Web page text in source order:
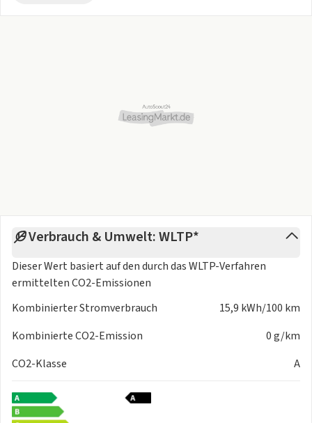
Assistenzpaket "IQ.DRIVE" 76,90 €
Anhängevorrichtung anklappbar, mit elektrischer
Entriegelung 20,90 €
Gepäckraumpaket "Plus" 39,90 €
Panoramadach 23,90 €
PowerSocket - Entladeadapter für die Hochvoltbatterie,
PowerSocket - Entladeadapter für die Hochvoltbatterie,
Version Haushaltssteckdose 3,90 €
Verbrauch & Umwelt: WLTP*
Dieser Wert basiert auf den durch dasWLTP-Verfahren
ermittelten CO2-Emissionen
Kombinierter Stromverbrauch
15,9 kWh/100 km
Kombinierte CO2-Emission
0 g/km
CO2-Klasse
A